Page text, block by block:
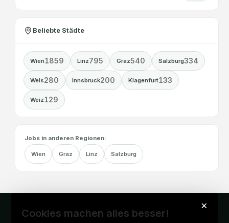
Beliebte Städte
Wien1859 Linz795 Graz540 Salzburg334
Wels280 Innsbruck200 Klagenfurt133
Weiz129
Jobs in anderen Regionen:
Wien Graz Linz Salzburg
×
Cookies machen alles besser!